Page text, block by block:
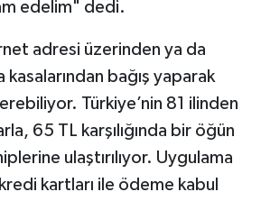
edelim" dedi.
adresi üzerinden ya da
bağış yaparak
Türkiye’nin 81 ilinden
65 TL karşılığında bir öğün
ulaştırılıyor. Uygulama
kartları ile ödeme kabul